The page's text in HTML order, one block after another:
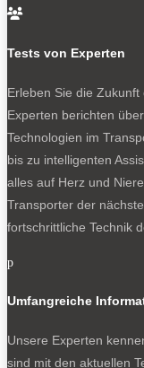
Experten-Test: VW
VW ID. Buzz
erneuert seinen

Tests von Experten
Erleben Sie die
Experten berichten
Technologien im
bis zu intelligenten
alles auf Herz und
Transporter der
fortschrittliche Technik
p
Umfangreiche
Unsere Experten
sind mit den aktuellen